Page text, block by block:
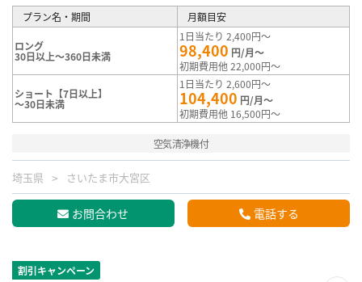
プラン名・期間 月額目安
ロング
30日以上～360日未満
1日当たり 2,400円～
98,400 円/月～
初期費用他 22,000円～
ショート【7日以上】
～30日未満
1日当たり 2,600円～
104,400 円/月～
初期費用他 16,500円～
空気清浄機付
埼玉県 さいたま市大宮区
お問合わせ 電話する
割引キャンペーン